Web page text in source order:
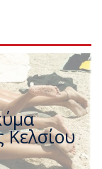
ώρα